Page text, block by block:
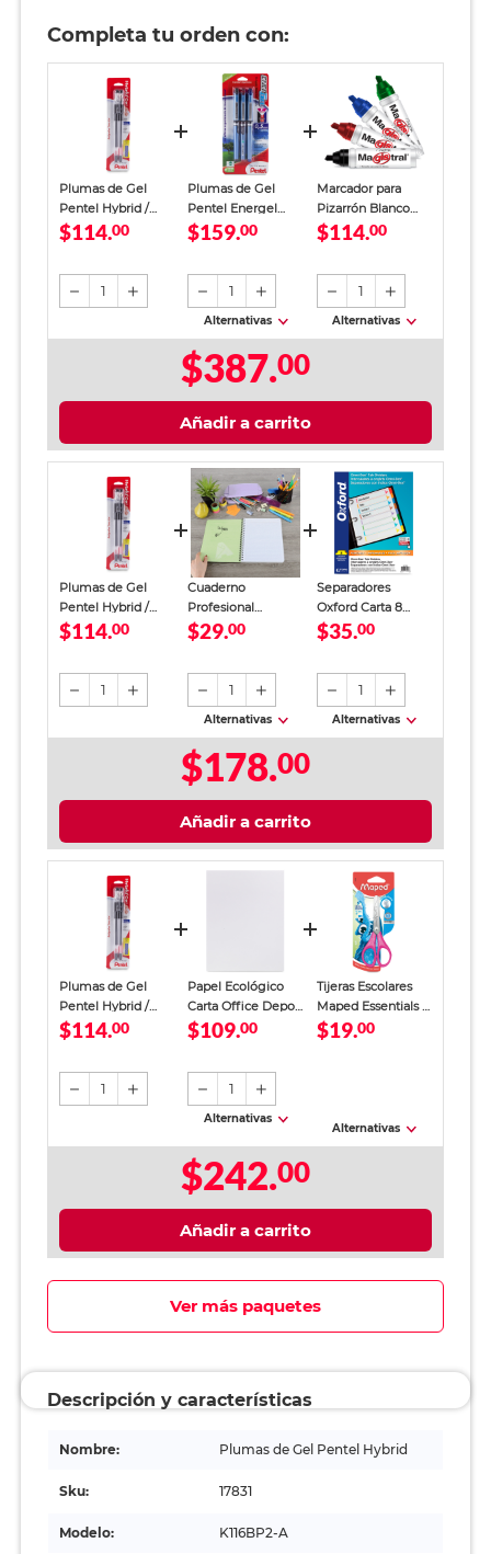
Completa tu orden con:
Plumas de Gel
Pentel Hybrid /
Punto fino / Tinta
$114.00
1
Plumas de Gel
Pentel Energel
Needle Tip / Punto
$159.00
1
Alternativas
Marcador para
Pizarrón Blanco
Azor Magistral 4
$114.00
1
Alternativas
$387.00
Añadir a carrito
Plumas de Gel
Pentel Hybrid /
Punto fino / Tinta
$114.00
1
Cuaderno
Profesional
SkyBook Go Plus
$29.00
1
Alternativas
Separadores
Oxford Carta 8
divisiones Colores
$35.00
1
Alternativas
$178.00
Añadir a carrito
Plumas de Gel
Pentel Hybrid /
Punto fino / Tinta
$114.00
1
Papel Ecológico
Carta Office Depot
Paquete 500 hojas
$109.00
1
Alternativas
Tijeras Escolares
Maped Essentials 5
pulgadas
$19.00
Alternativas
$242.00
Añadir a carrito
Ver más paquetes
Descripción y características
Nombre: Plumas de Gel Pentel Hybrid
Sku: 17831
Modelo: K116BP2-A